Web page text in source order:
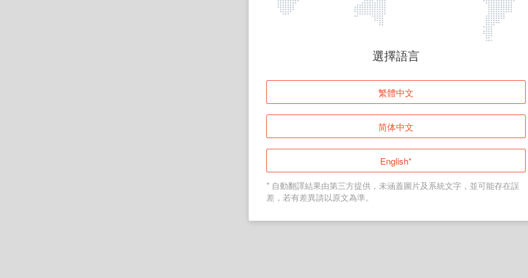
頁面無法顯示
登入
返回首頁
選擇語言
繁體中文
简体中文
English*
* 自動翻譯結果由第三方提供，未涵蓋圖片及系統文字，並可能存在誤
差，若有差異請以原文為準。